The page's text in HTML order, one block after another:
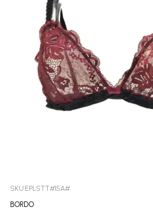
SKU:EPLSTT#15A#
BORDO